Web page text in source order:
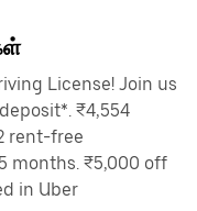
License! Join us
₹4,554
rent-free
months. ₹5,000 off
in Uber